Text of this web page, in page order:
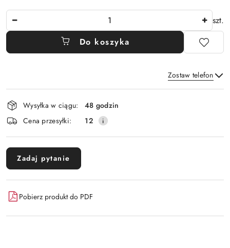
szt.
Do koszyka
Zostaw telefon
Wyślij
Dostępność
i
dostawa
Wysyłka w ciągu:
48 godzin
Cena przesyłki:
12
Zadaj pytanie
Pobierz produkt do PDF